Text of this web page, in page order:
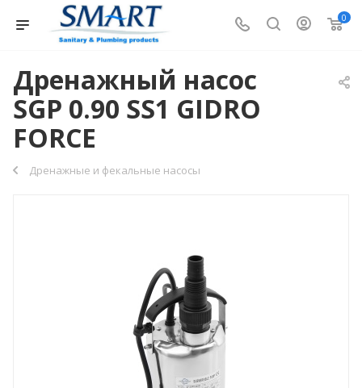
0
Дренажный насос
SGP 0.90 SS1 GIDRO
FORCE
Дренажные и фекальные насосы